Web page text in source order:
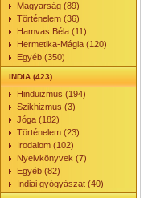
Magyarság (89)
Történelem (36)
Hamvas Béla (11)
Hermetika-Mágia (120)
Egyéb (350)
INDIA (423)
Hinduizmus (194)
Szikhizmus (3)
Jóga (182)
Történelem (23)
Irodalom (102)
Nyelvkönyvek (7)
Egyéb (82)
Indiai gyógyászat (40)